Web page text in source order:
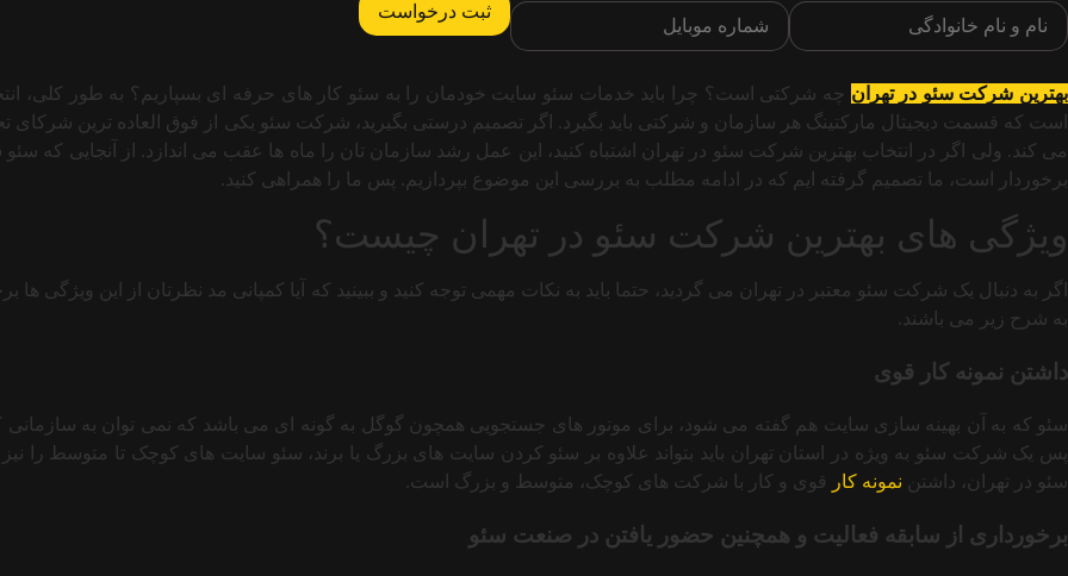
بهترین شرکت سئو در تهران چه شرکتی است؟ چرا باید خدمات سئو سایت خودمان را به سئو کار های حرفه ای بسپاریم؟ به طور کلی،
است که قسمت دیجیتال مارکتینگ هر سازمان و شرکتی باید بگیرد. اگر تصمیم درستی بگیرید، شرکت سئو یکی از فوق العاده ترین
می کند. ولی اگر در انتخاب بهترین شرکت سئو در تهران اشتباه کنید، این عمل رشد سازمان تان را ماه ها عقب می اندازد. از آنجایی که
برخوردار است، ما تصمیم گرفته ایم که در ادامه مطلب به بررسی این موضوع بپردازیم. پس ما را همراهی کنید.
ویژگی های بهترین شرکت سئو در تهران چیست؟
اگر به دنبال یک شرکت سئو معتبر در تهران می گردید، حتما باید به نکات مهمی توجه کنید و ببینید که آیا کمپانی مد نظرتان از این ویژگی ها
به شرح زیر می باشند.
داشتن نمونه کار قوی
سئو که به آن بهینه سازی سایت هم گفته می شود، برای موتور های جستجویی همچون گوگل به گونه ای می باشد که نمی توان به سازمانی
پس یک شرکت سئو به ویژه در استان تهران باید بتواند علاوه بر سئو کردن سایت های بزرگ یا برند، سئو سایت های کوچک تا متوسط را
سئو در تهران، داشتن نمونه کار قوی و کار با شرکت های کوچک، متوسط و بزرگ است.
برخورداری از سابقه فعالیت و همچنین حضور یافتن در صنعت سئو